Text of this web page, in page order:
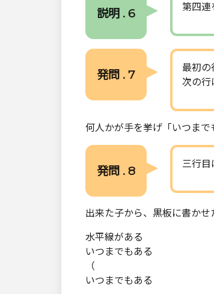
説明 . 6 第四連
発問 . 7
最初の
次の行
何人かが手を挙げ「いつまで
発問 . 8 三行目
出来た子から、黒板に書かせ
水平線がある
いつまでもある
（
いつまでもある